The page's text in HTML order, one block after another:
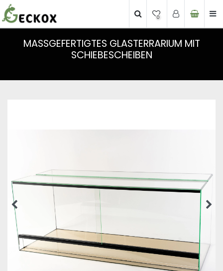
0
MASSGEFERTIGTES GLASTERRARIUM MIT S
CHIEBESCHEIBEN